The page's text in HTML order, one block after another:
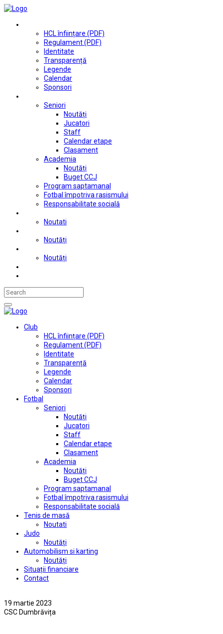
HCL înființare (PDF)
Regulament (PDF)
Identitate
Transparență
Legende
Calendar
Sponsori
Seniori
Noutăți
Jucatori
Staff
Calendar etape
Clasament
Academia
Noutăți
Buget CCJ
Program saptamanal
Fotbal împotriva rasismului
Responsabilitate socială
Noutati
Noutăți
Noutăți
Club
HCL înființare (PDF)
Regulament (PDF)
Identitate
Transparență
Legende
Calendar
Sponsori
Fotbal
Seniori
Noutăți
Jucatori
Staff
Calendar etape
Clasament
Academia
Noutăți
Buget CCJ
Program saptamanal
Fotbal împotriva rasismului
Responsabilitate socială
Tenis de masă
Noutati
Judo
Noutăți
Automobilism si karting
Noutăți
Situații financiare
Contact
19 martie 2023
CSC Dumbrăvița